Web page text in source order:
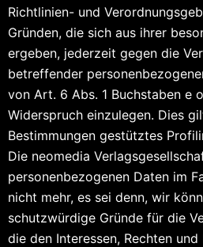
Richtlinien- und
Gründen, die sich aus ihrer
ergeben, jederzeit gegen die
betreffender
von Art. 6 Abs. 1 Buchstaben e
Widerspruch einzulegen. Dies
Bestimmungen gestütztes
Die neomedia
personenbezogenen Daten im
nicht mehr, es sei denn, wir
schutzwürdige Gründe für die
die den Interessen, Rechten